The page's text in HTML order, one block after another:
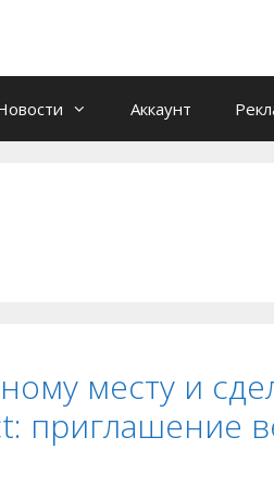
Аккаунт
месту и
приглашение